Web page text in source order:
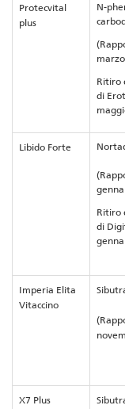
Protecvital
plus
N-
Ritiro
di
Libido Forte
Ritiro
di
Imperia Elita
Vitaccino
X7 Plus